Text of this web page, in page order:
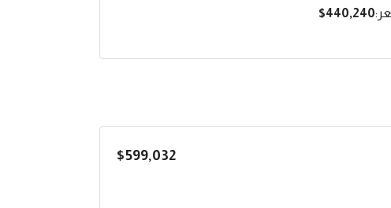
$440,240
$599,032